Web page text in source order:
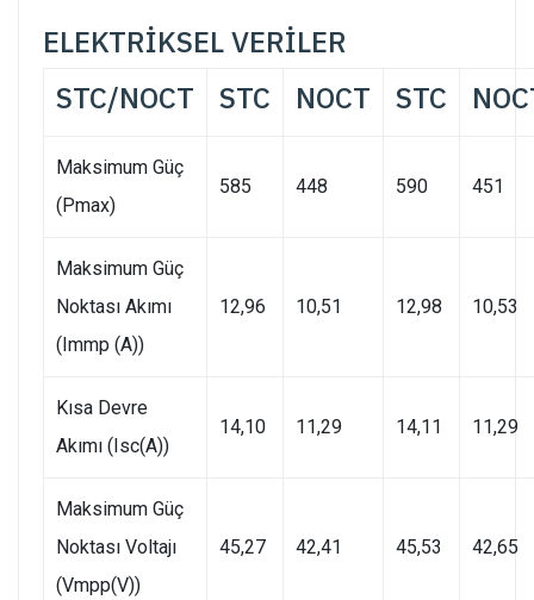
ELEKTRİKSEL VERİLER
STC/NOCT
STC NOCT STC
Maksimum Güç
(Pmax)
585 448 590 451
Maksimum Güç
Noktası Akımı
(Immp (A))
12,96 10,51 12,98 10,53
Kısa Devre
Akımı (Isc(A))
14,10 11,29 14,11 11,29
Maksimum Güç
Noktası Voltajı
(Vmpp(V))
45,27 42,41 45,53 42,65